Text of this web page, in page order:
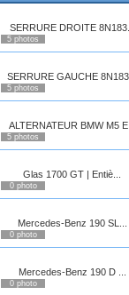
SERRURE DROITE
5 photos
SERRURE GAUCHE
5 photos
ALTERNATEUR BMW M5
5 photos
Glas 1700 GT | Entiè...
0 photo
Mercedes-Benz 190 SL...
0 photo
Mercedes-Benz 190 D ...
0 photo